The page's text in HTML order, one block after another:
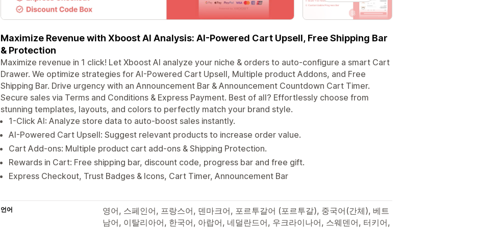
Maximize Revenue with Xboost AI Analysis: AI-Powered Cart Upsell, Free Shipping Bar
& Protection
Maximize revenue in 1 click! Let Xboost AI analyze your niche & orders to auto-configure a smart Cart
Drawer. We optimize strategies for AI-Powered Cart Upsell, Multiple product Addons, and Free
Shipping Bar. Drive urgency with an Announcement Bar & Announcement Countdown Cart Timer.
Secure sales via Terms and Conditions & Express Payment. Best of all? Effortlessly choose from
stunning templates, layouts, and colors to perfectly match your brand style.
1-Click AI: Analyze store data to auto-boost sales instantly.
AI-Powered Cart Upsell: Suggest relevant products to increase order value.
Cart Add-ons: Multiple product cart add-ons & Shipping Protection.
Rewards in Cart: Free shipping bar, discount code, progress bar and free gift.
Express Checkout, Trust Badges & Icons, Cart Timer, Announcement Bar
언어
영어, 스페인어, 프랑스어, 덴마크어, 포르투갈어 (포르투갈), 중국어(간체), 베트
남어, 이탈리아어, 한국어, 아랍어, 네덜란드어, 우크라이나어, 스웨덴어, 터키어,